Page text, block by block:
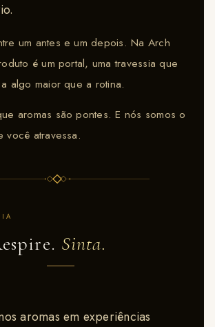
um antes e um depois. Na Arch
é um portal, uma travessia que
algo maior que a rotina.
aromas são pontes. E nós somos o
atravessa.
Sinta.
aromas em experiências